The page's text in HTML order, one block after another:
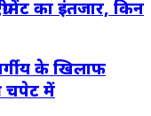
का इंतजार, किन
के खिलाफ
चपेट में